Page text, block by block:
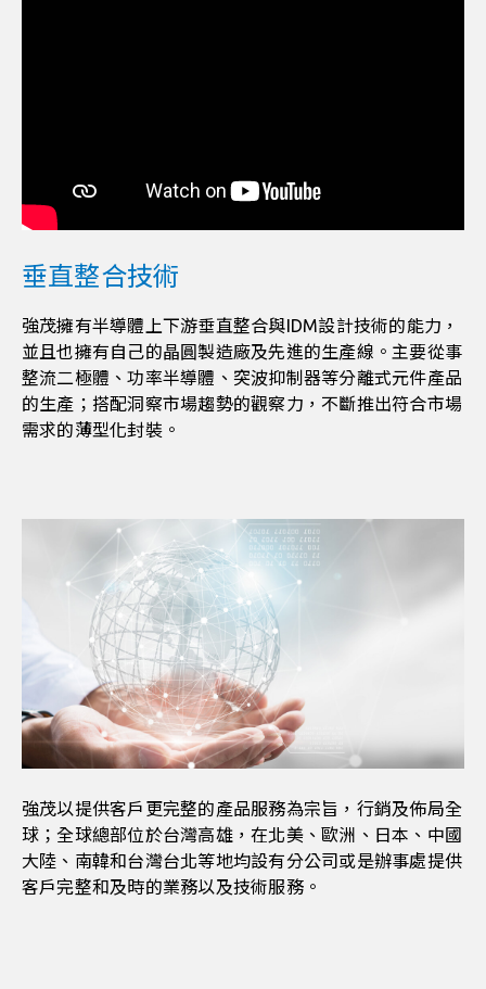
垂直整合技術
強茂擁有半導體上下游垂直整合與IDM設計技術的能力，
並且也擁有自己的晶圓製造廠及先進的生產線。主要從事
整流二極體、功率半導體、突波抑制器等分離式元件產品
的生產；搭配洞察市場趨勢的觀察力，不斷推出符合市場
需求的薄型化封裝。
強茂以提供客戶更完整的產品服務為宗旨，行銷及佈局全
球；全球總部位於台灣高雄，在北美、歐洲、日本、中國
大陸、南韓和台灣台北等地均設有分公司或是辦事處提供
客戶完整和及時的業務以及技術服務。